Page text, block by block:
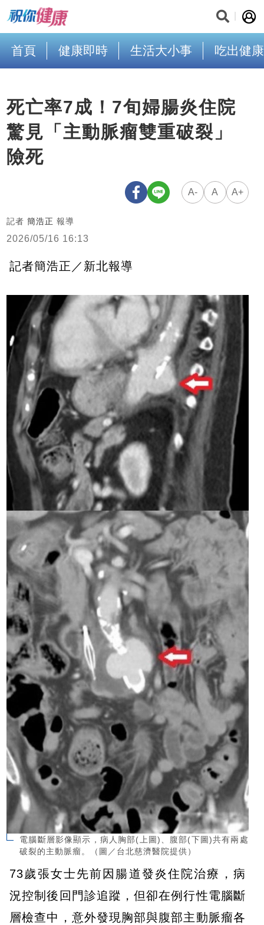
首頁 健康即時 生活大小事 吃出健康
死亡率7成！7旬婦腸炎住院
驚見「主動脈瘤雙重破裂」
險死
A- A A+
記者 簡浩正 報導
2026/05/16 16:13
記者簡浩正／新北報導
電腦斷層影像顯示，病人胸部(上圖)、腹部(下圖)共有兩處
破裂的主動脈瘤。（圖／台北慈濟醫院提供）
73歲張女士先前因腸道發炎住院治療，病
況控制後回門診追蹤，但卻在例行性電腦斷
層檢查中，意外發現胸部與腹部主動脈瘤各